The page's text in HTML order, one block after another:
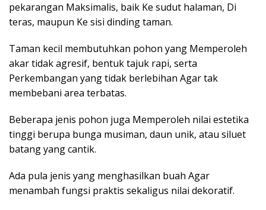
pekarangan Maksimalis, baik Ke sudut halaman, Di
teras, maupun Ke sisi dinding taman.
Taman kecil membutuhkan pohon yang Memperoleh
akar tidak agresif, bentuk tajuk rapi, serta
Perkembangan yang tidak berlebihan Agar tak
membebani area terbatas.
Beberapa jenis pohon juga Memperoleh nilai estetika
tinggi berupa bunga musiman, daun unik, atau siluet
batang yang cantik.
Ada pula jenis yang menghasilkan buah Agar
menambah fungsi praktis sekaligus nilai dekoratif.